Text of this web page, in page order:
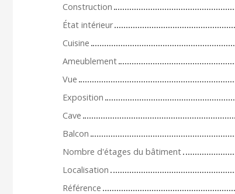
Construction
État intérieur
Cuisine
Ameublement
Vue
Exposition
Cave
Balcon
Nombre d'étages du bâtiment
Localisation
Référence